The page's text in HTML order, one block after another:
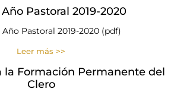
Pastoral 2019-2020
Pastoral 2019-2020 (pdf)
Leer más >>
la Formación Permanente del
Clero